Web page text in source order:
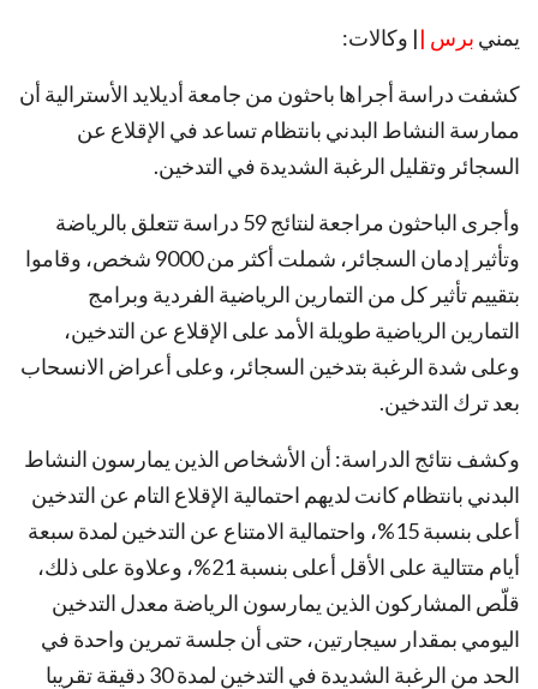
يمني برس || وكالات:
كشفت دراسة أجراها باحثون من جامعة أديلايد الأسترالية أن
ممارسة النشاط البدني بانتظام تساعد في الإقلاع عن
السجائر وتقليل الرغبة الشديدة في التدخين.
وأجرى الباحثون مراجعة لنتائج 59 دراسة تتعلق بالرياضة
وتأثير إدمان السجائر، شملت أكثر من 9000 شخص، وقاموا
بتقييم تأثير كل من التمارين الرياضية الفردية وبرامج
التمارين الرياضية طويلة الأمد على الإقلاع عن التدخين،
وعلى شدة الرغبة بتدخين السجائر، وعلى أعراض الانسحاب
بعد ترك التدخين.
وكشف نتائج الدراسة: أن الأشخاص الذين يمارسون النشاط
البدني بانتظام كانت لديهم احتمالية الإقلاع التام عن التدخين
أعلى بنسبة 15%، واحتمالية الامتناع عن التدخين لمدة سبعة
أيام متتالية على الأقل أعلى بنسبة 21%، وعلاوة على ذلك،
قلّص المشاركون الذين يمارسون الرياضة معدل التدخين
اليومي بمقدار سيجارتين، حتى أن جلسة تمرين واحدة في
الحد من الرغبة الشديدة في التدخين لمدة 30 دقيقة تقريبا